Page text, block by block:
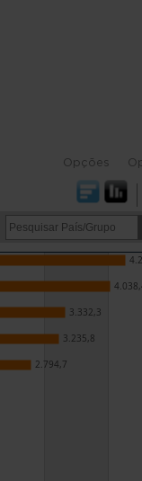
Opções
3.332,3
3.235,8
2.794,7